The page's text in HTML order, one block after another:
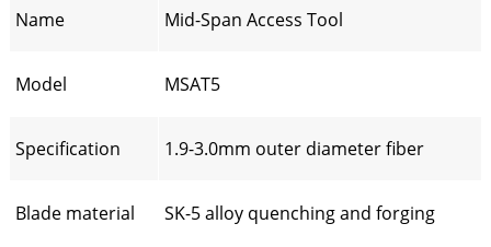
Name Mid-Span Access Tool
Model MSAT5
Specification 1.9-3.0mm outer diameter fiber
Blade material SK-5 alloy quenching and forging